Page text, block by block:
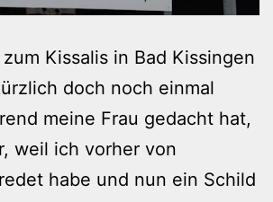
Kissalis in Bad Kissingen
doch noch einmal
meine Frau gedacht hat,
weil ich vorher von
habe und nun ein Schild